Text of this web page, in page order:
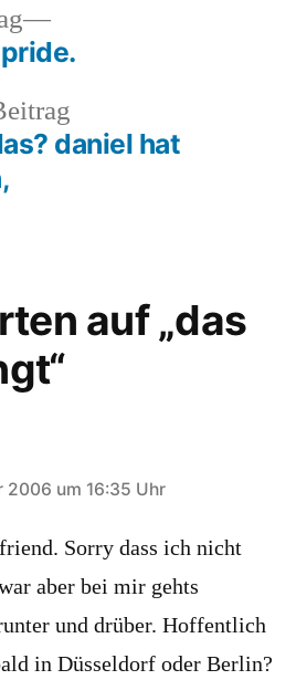
Beitrag:
daniel hat
Nächster
Beitrag:
auf „das
2006 um 16:35 Uhr
Sorry dass ich nicht
aber bei mir gehts
und drüber. Hoffentlich
in Düsseldorf oder Berlin?